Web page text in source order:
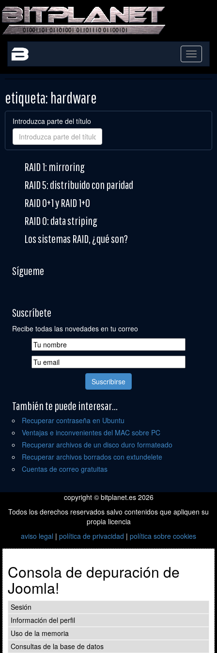
Toggle
etiqueta: hardware
Introduzca parte del título
RAID 1: mirroring
RAID 5: distribuido con paridad
RAID 0+1 y RAID 1+0
RAID 0: data striping
Los sistemas RAID, ¿qué son?
Sígueme
Suscríbete
Recibe todas las novedades en tu correo
También te puede interesar...
Recuperar contraseña en Ubuntu
Ventajas e inconvenientes del MAC sobre PC
Recuperar archivos de un disco duro formateado
Recuperar archivos borrados con extundelete
Cuentas de correo gratuitas
copyright © bitplanet.es 2026
Todos los derechos reservados salvo contenidos que apliquen su
propia licencia
aviso legal | política de privacidad | política sobre cookies
Consola de depuración de
Joomla!
Sesión
Información del perfil
Uso de la memoria
Consultas de la base de datos